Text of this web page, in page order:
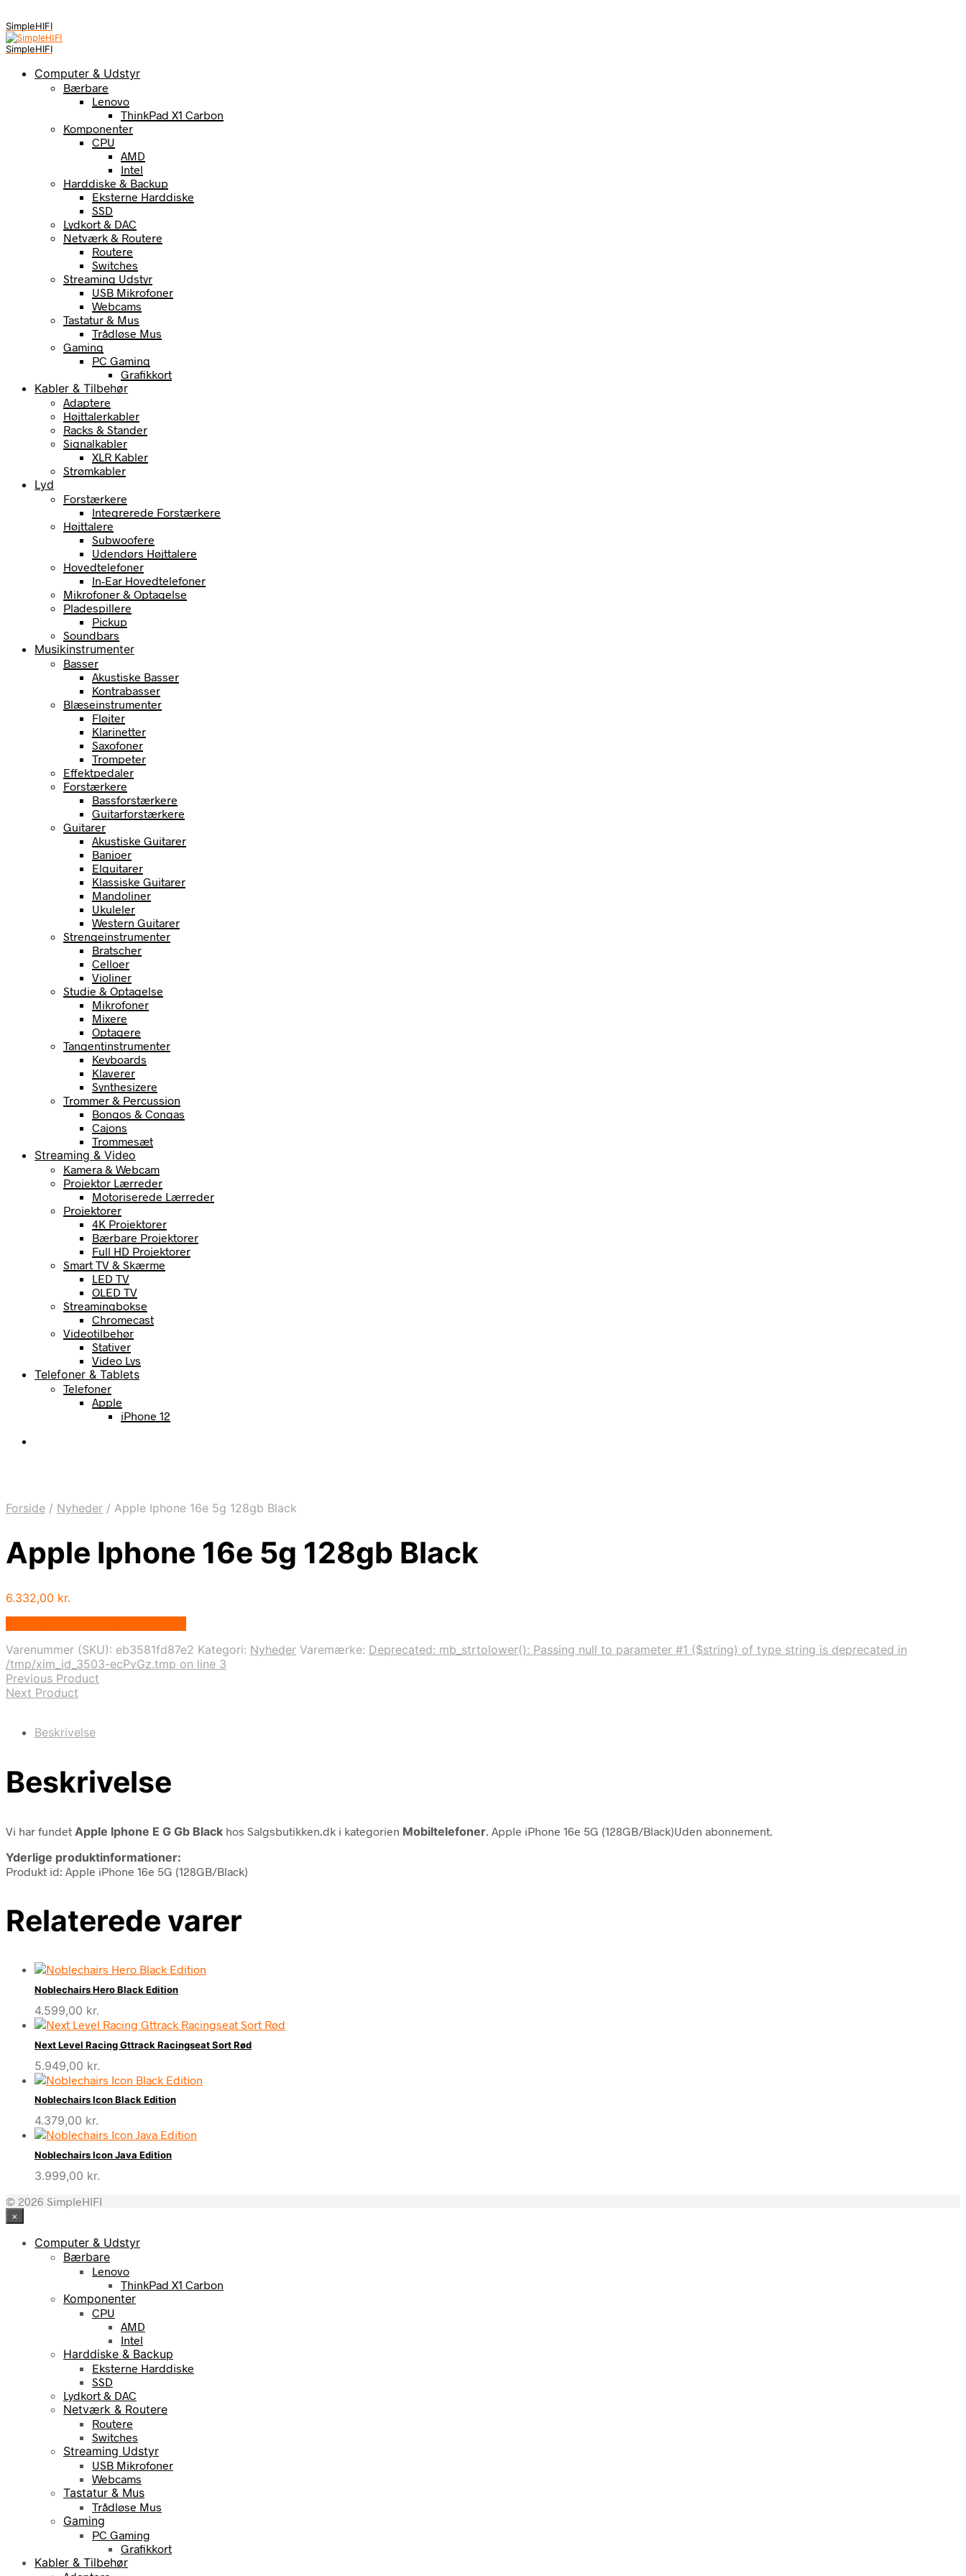
SimpleHIFI
SimpleHIFI
Computer & Udstyr
Bærbare
Lenovo
ThinkPad X1 Carbon
Komponenter
CPU
AMD
Intel
Harddiske & Backup
Eksterne Harddiske
SSD
Lydkort & DAC
Netværk & Routere
Routere
Switches
Streaming Udstyr
USB Mikrofoner
Webcams
Tastatur & Mus
Trådløse Mus
Gaming
PC Gaming
Grafikkort
Kabler & Tilbehør
Adaptere
Højttalerkabler
Racks & Stander
Signalkabler
XLR Kabler
Strømkabler
Lyd
Forstærkere
Integrerede Forstærkere
Højttalere
Subwoofere
Udendørs Højttalere
Hovedtelefoner
In-Ear Hovedtelefoner
Mikrofoner & Optagelse
Pladespillere
Pickup
Soundbars
Musikinstrumenter
Basser
Akustiske Basser
Kontrabasser
Blæseinstrumenter
Fløjter
Klarinetter
Saxofoner
Trompeter
Effektpedaler
Forstærkere
Bassforstærkere
Guitarforstærkere
Guitarer
Akustiske Guitarer
Banjoer
Elguitarer
Klassiske Guitarer
Mandoliner
Ukuleler
Western Guitarer
Strengeinstrumenter
Bratscher
Celloer
Violiner
Studie & Optagelse
Mikrofoner
Mixere
Optagere
Tangentinstrumenter
Keyboards
Klaverer
Synthesizere
Trommer & Percussion
Bongos & Congas
Cajons
Trommesæt
Streaming & Video
Kamera & Webcam
Projektor Lærreder
Motoriserede Lærreder
Projektorer
4K Projektorer
Bærbare Projektorer
Full HD Projektorer
Smart TV & Skærme
LED TV
OLED TV
Streamingbokse
Chromecast
Videotilbehør
Stativer
Video Lys
Telefoner & Tablets
Telefoner
Apple
iPhone 12
Forside / Nyheder / Apple Iphone 16e 5g 128gb Black
Apple Iphone 16e 5g 128gb Black
6.332,00 kr.
Varenummer (SKU): eb3581fd87e2 Kategori: Nyheder Varemærke: Deprecated: mb_strtolower(): Passing null to parameter #1 ($string) of type string is deprecated in
/tmp/xim_id_3503-ecPvGz.tmp on line 3
Previous Product
Next Product
Beskrivelse
Beskrivelse
Vi har fundet Apple Iphone E G Gb Black hos Salgsbutikken.dk i kategorien Mobiltelefoner . Apple iPhone 16e 5G (128GB/Black)Uden abonnement.
Yderlige produktinformationer:
Produkt id: Apple iPhone 16e 5G (128GB/Black)
Relaterede varer
Noblechairs Hero Black Edition
4.599,00 kr.
Next Level Racing Gttrack Racingseat Sort Rød
5.949,00 kr.
Noblechairs Icon Black Edition
4.379,00 kr.
Noblechairs Icon Java Edition
3.999,00 kr.
© 2026 SimpleHIFI
×
Computer & Udstyr
Bærbare
Lenovo
ThinkPad X1 Carbon
Komponenter
CPU
AMD
Intel
Harddiske & Backup
Eksterne Harddiske
SSD
Lydkort & DAC
Netværk & Routere
Routere
Switches
Streaming Udstyr
USB Mikrofoner
Webcams
Tastatur & Mus
Trådløse Mus
Gaming
PC Gaming
Grafikkort
Kabler & Tilbehør